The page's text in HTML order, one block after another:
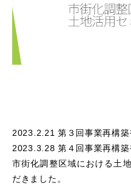
2023.2.21 第３回事業再構築
2023.3.28 第４回事業再構築
市街化調整区域における土
だきました。